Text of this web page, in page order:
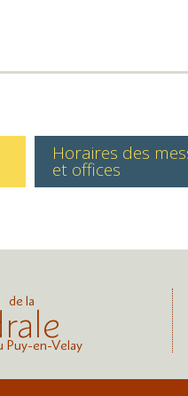
Horaires des
et offices
de la
Puy-en-Velay